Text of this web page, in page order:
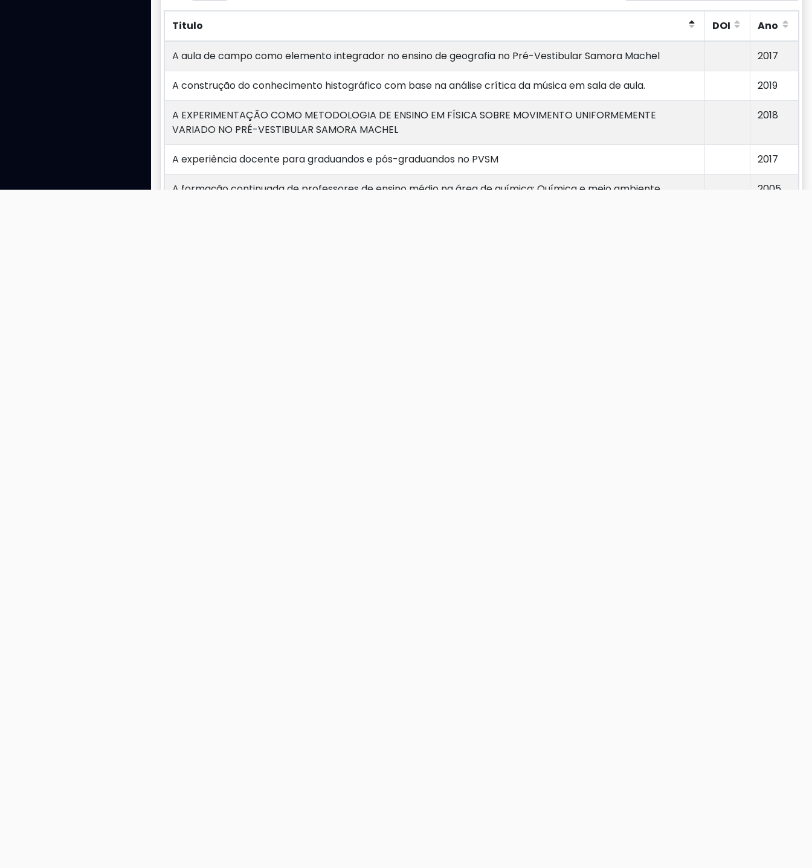
Titulo DOI
Ano
A aula de campo como elemento integrador no ensino de geografia no Pré-Vestibular Samora Machel 2017
A construção do conhecimento histográfico com base na análise crítica da música em sala de aula. 2019
A EXPERIMENTAÇÃO COMO METODOLOGIA DE ENSINO EM FÍSICA SOBRE MOVIMENTO UNIFORMEMENTE
VARIADO NO PRÉ-VESTIBULAR SAMORA MACHEL
2018
A experiência docente para graduandos e pós-graduandos no PVSM 2017
A formação continuada de professores de ensino médio na área de química: Química e meio ambiente 2005